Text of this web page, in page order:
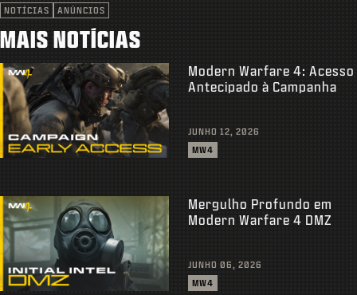
NOTÍCIAS ANÚNCIOS
MAIS NOTÍCIAS
Modern Warfare 4: Acesso
Antecipado à Campanha
JUNHO 12, 2026
MW4
Mergulho Profundo em
Modern Warfare 4 DMZ
JUNHO 06, 2026
MW4